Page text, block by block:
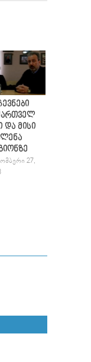
და მისი
27,